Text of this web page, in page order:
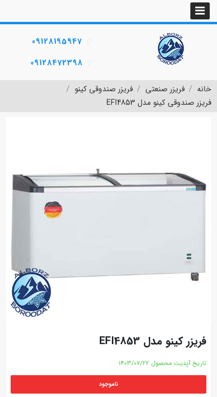
09128195947
09128472398
خانه فریزر صنعتی
فریزر صندوقی کینو
فریزر صندوقی کینو مدل EFI4853
فریزر کینو مدل EFI4853
تاریخ آپدیت محصول 1403/07/22
ناموجود